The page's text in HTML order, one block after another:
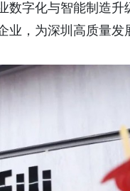
数字化与智能制造升
业，为深圳高质量发